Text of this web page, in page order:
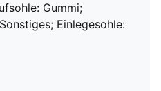
Gummi;
Einlegesohle: